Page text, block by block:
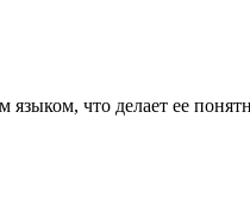
что делает ее